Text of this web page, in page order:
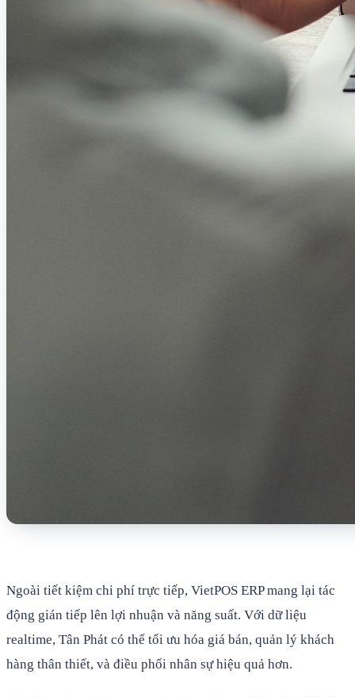
Ngoài tiết kiệm chi phí trực tiếp, VietPOS ERP mang lại tác
động gián tiếp lên lợi nhuận và năng suất. Với dữ liệu
realtime, Tân Phát có thể tối ưu hóa giá bán, quản lý khách
hàng thân thiết, và điều phối nhân sự hiệu quả hơn.